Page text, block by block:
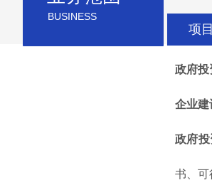
公
BUSINESS
项
政府投
企业建
政府投
书、可